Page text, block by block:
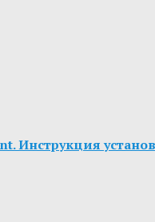
Инструкция